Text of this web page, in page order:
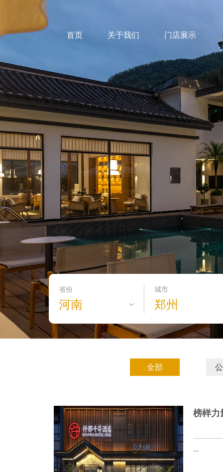
首页 关于我们 门店展示
省份
河南
城市
郑州
全部
榜样
…